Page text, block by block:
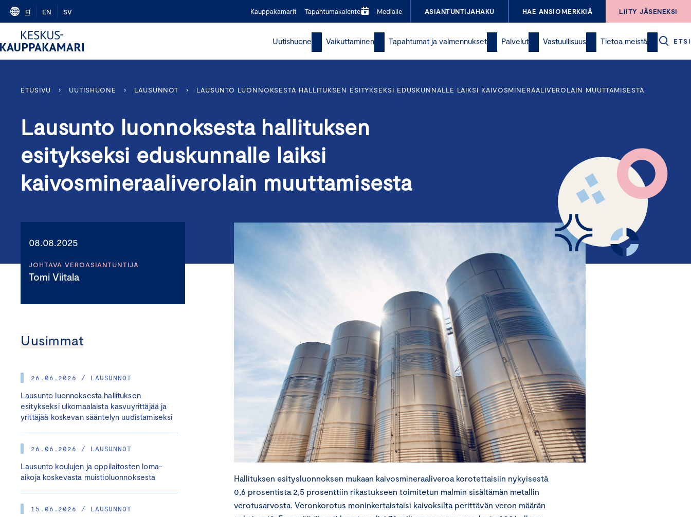
Skip
content
FI EN SV Kauppakamarit Tapahtumakalenteri Medialle ASIANTUNTIJAHAKU HAE ANSIOMERKKIÄ LIITY JÄSENEKSI
Uutishuone Vaikuttaminen Tapahtumat ja valmennukset Palvelut Vastuullisuus Tietoa meistä ETSI
ETUSIVU › UUTISHUONE › LAUSUNNOT › LAUSUNTO LUONNOKSESTA HALLITUKSEN ESITYKSEKSI EDUSKUNNALLE LAIKSI KAIVOSMINERAALIVEROLAIN MUUTTAMISESTA
Lausunto luonnoksesta hallituksen
esitykseksi eduskunnalle laiksi
kaivosmineraaliverolain muuttamisesta
08.08.2025
JOHTAVA VEROASIANTUNTIJA
Tomi Viitala
Uusimmat
26.06.2026 / LAUSUNNOT
Lausunto luonnoksesta hallituksen
esitykseksi ulkomaalaista kasvuyrittäjää ja
yrittäjää koskevan sääntelyn uudistamiseksi
26.06.2026 / LAUSUNNOT
Lausunto koulujen ja oppilaitosten loma-
aikoja koskevasta muistioluonnoksesta
15.06.2026 / LAUSUNNOT
Hallituksen esitysluonnoksen mukaan kaivosmineraaliveroa korotettaisiin nykyisestä
0,6 prosentista 2,5 prosenttiin rikastukseen toimitetun malmin sisältämän metallin
verotusarvosta. Veronkorotus moninkertaistaisi kaivoksilta perittävän veron määrän